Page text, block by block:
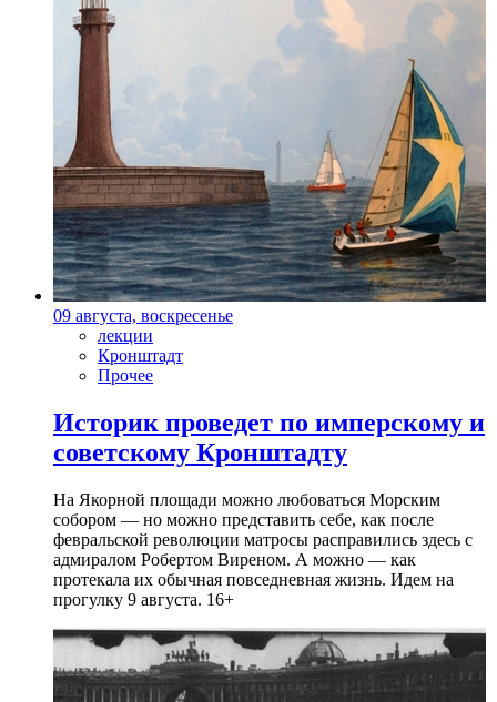
09 августа, воскресенье
лекции
Кронштадт
Прочее
Историк проведет по имперскому и
советскому Кронштадту
На Якорной площади можно любоваться Морским
собором — но можно представить себе, как после
февральской революции матросы расправились здесь с
адмиралом Робертом Виреном. А можно — как
протекала их обычная повседневная жизнь. Идем на
прогулку 9 августа. 16+